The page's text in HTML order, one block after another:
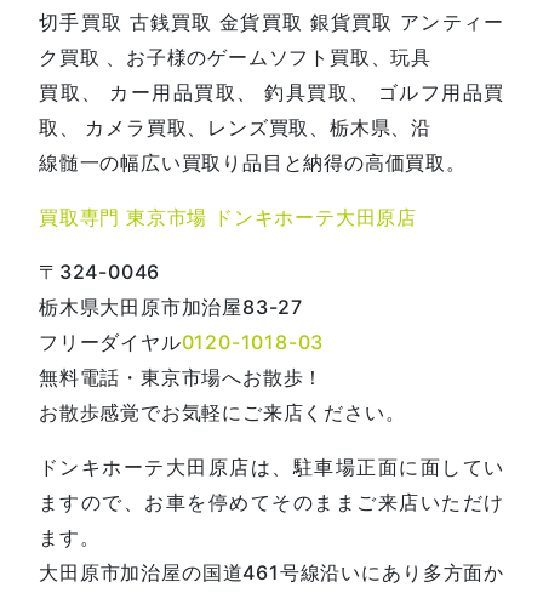
切手買取 古銭買取 金貨買取 銀貨買取 アンティー
ク買取 、お子様のゲームソフト買取、玩具
買取、 カー用品買取、 釣具買取、 ゴルフ用品買
取、 カメラ買取、レンズ買取、栃木県、沿
線髄一の幅広い買取り品目と納得の高価買取。
買取専門 東京市場 ドンキホーテ大田原店
〒324-0046
栃木県大田原市加治屋83-27
フリーダイヤル0120-1018-03
無料電話・東京市場へお散歩！
お散歩感覚でお気軽にご来店ください。
ドンキホーテ大田原店は、駐車場正面に面してい
ますので、お車を停めてそのままご来店いただけ
ます。
大田原市加治屋の国道461号線沿いにあり多方面か